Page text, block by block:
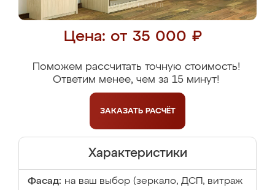
Цена: от 35 000 ₽
Поможем рассчитать точную стоимость!
Ответим менее, чем за 15 минут!
ЗАКАЗАТЬ РАСЧЁТ
Характеристики
Фасад: на ваш выбор (зеркало, ДСП, витраж